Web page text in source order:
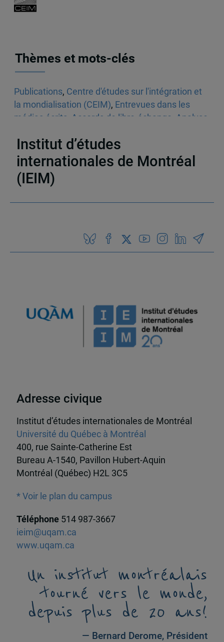
Thèmes et mots-clés
Publications, Centre d'études sur l'intégration et
la mondialisation (CEIM), Entrevues dans les
médias écrits
Accords de libre-échange
Analyse
Institut d’études
internationales de Montréal
(IEIM)
Adresse civique
Institut d’études internationales de Montréal
Université du Québec à Montréal
400, rue Sainte-Catherine Est
Bureau A-1540, Pavillon Hubert-Aquin
Montréal (Québec) H2L 3C5
* Voir le plan du campus
Téléphone 514 987-3667
ieim@uqam.ca
www.uqam.ca
Un institut montréalais
tourné vers le monde,
depuis plus de 20 ans!
— Bernard Derome, Président